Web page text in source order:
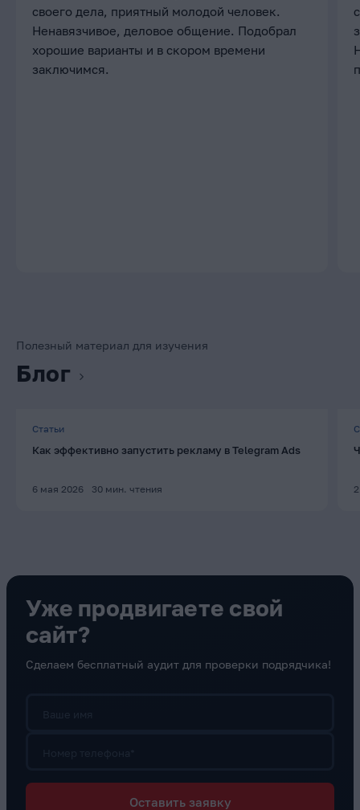
своего дела, приятный молодой человек.
Ненавязчивое, деловое общение. Подобрал
хорошие варианты и в скором времени
заключимся.
Полезный материал для изучения
Блог
Статьи
Как эффективно запустить рекламу в Telegram Ads
6 мая 2026 30 мин. чтения
Уже продвигаете свой
сайт?
Сделаем бесплатный аудит для проверки подрядчика!
Оставить заявку